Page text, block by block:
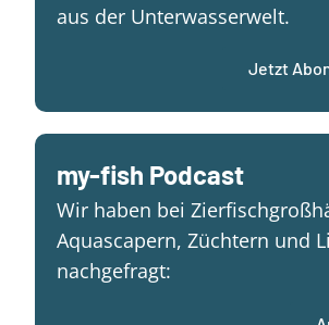
aus der Unterwasserwelt.
Jetzt
my-fish Podcast
Wir haben bei
Aquascapern, Züchtern und
nachgefragt: